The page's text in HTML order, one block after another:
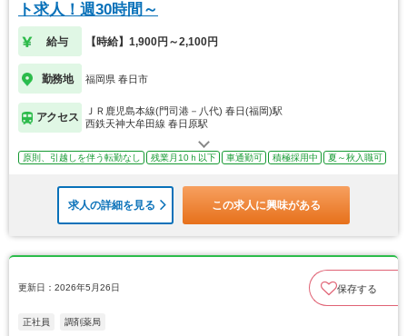
ト求人！週30時間～
給与 【時給】1,900円～2,100円
勤務地 福岡県 春日市
アクセス
ＪＲ鹿児島本線(門司港－八代) 春日(福岡)駅
西鉄天神大牟田線 春日原駅
原則、引越しを伴う転勤なし 残業月10ｈ以下 車通勤可 積極採用中 夏～秋入職可
求人の詳細を見る この求人に興味がある
更新日：2026年5月26日 保存する
正社員 調剤薬局